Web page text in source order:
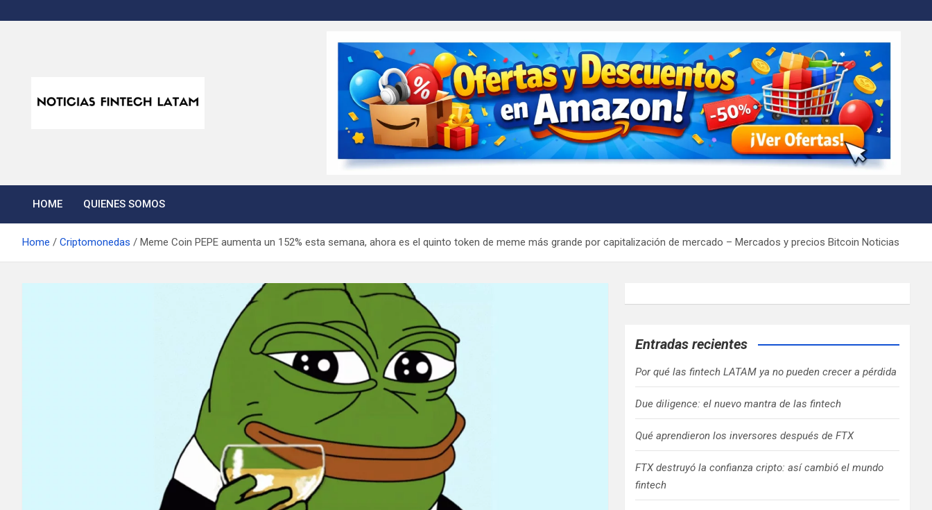
to
HOME QUIENES SOMOS
Home Criptomonedas Meme Coin PEPE aumenta un 152% esta semana, ahora es el quinto token de meme más grande por capitalización de mercado – Mercados y precios Bitcoin Noticias
Entradas recientes
Por qué las fintech LATAM ya no pueden crecer a pérdida
Due diligence: el nuevo mantra de las fintech
Qué aprendieron los inversores después de FTX
FTX destruyó la confianza cripto: así cambió el mundo
fintech